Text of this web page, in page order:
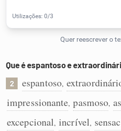
Cata-letras
Caça-palavras
Dicionário
Que é espantoso e
2 espantoso,
impressionante, pasmoso,
excepcional, incrível,